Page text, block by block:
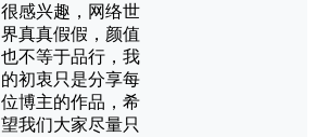
很感兴趣，网络世
界真真假假，颜值
也不等于品行，我
的初衷只是分享每
位博主的作品，希
望我们大家尽量只